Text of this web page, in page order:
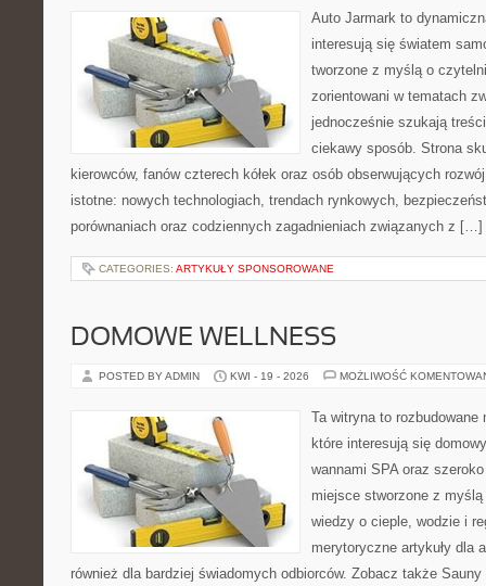
Auto Jarmark to
interesują się światem
tworzone z myślą o
zorientowani w tematach
jednocześnie szukają
ciekawy sposób. Strona
kierowców, fanów czterech kółek oraz osób obserwujących
istotne: nowych technologiach, trendach rynkowych,
porównaniach oraz codziennych zagadnieniach związanych z […]
CATEGORIES: ARTYKUŁY SPONSOROWANE
DOMOWE WELLNESS
POSTED BY ADMIN KWI - 19 - 2026 MOŻLIWOŚĆ
Ta witryna to
które interesują się
wannami SPA oraz
miejsce stworzone z
wiedzy o cieple, wodzie i
merytoryczne artykuły dla
również dla bardziej świadomych odbiorców. Zobacz także